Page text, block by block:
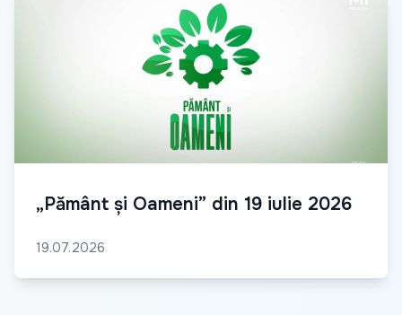
„Pământ și Oameni” din 19 iulie 2026
19.07.2026